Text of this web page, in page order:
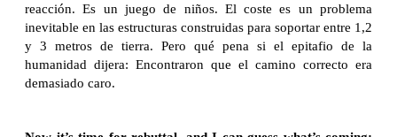
reacción. Es un juego de niños. El coste es un problema
inevitable en las estructuras construidas para soportar entre 1,2
y 3 metros de tierra. Pero qué pena si el epitafio de la
humanidad dijera: Encontraron que el camino correcto era
demasiado caro.